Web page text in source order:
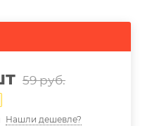
59руб.
Нашли дешевле?